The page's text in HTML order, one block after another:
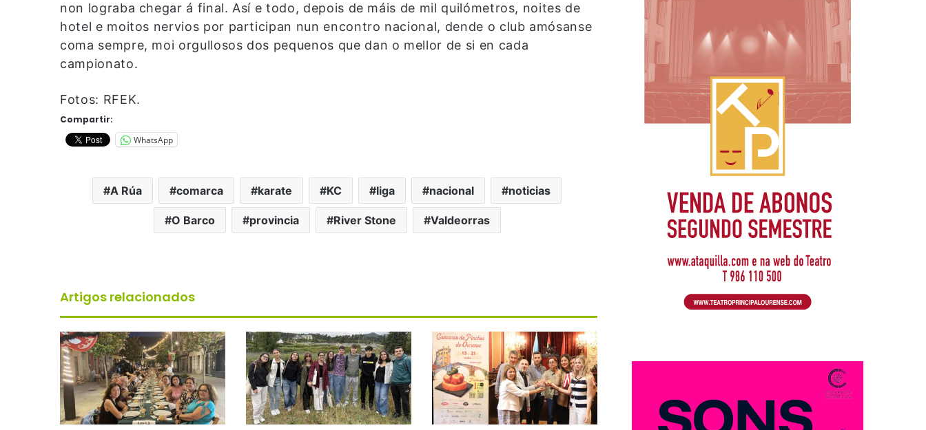
non lograba chegar á final. Así e todo, depois de máis de mil quilómetros, noites de
hotel e moitos nervios por participan nun encontro nacional, dende o club amósanse
coma sempre, moi orgullosos dos pequenos que dan o mellor de si en cada
campionato.
Fotos: RFEK.
Compartir:
WhatsApp
A Rúa comarca karate KC liga nacional noticias
O Barco provincia River Stone Valdeorras
Artigos relacionados